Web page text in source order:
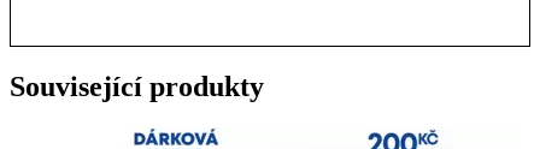
Související produkty